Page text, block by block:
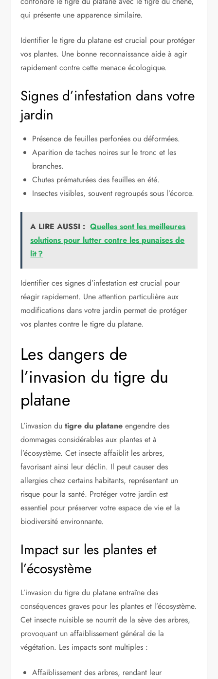
qui présente une apparence similaire.
Identifier le tigre du platane est crucial pour protéger
vos plantes. Une bonne reconnaissance aide à agir
rapidement contre cette menace écologique.
Signes d’infestation dans votre
jardin
Présence de feuilles perforées ou déformées.
Aparition de taches noires sur le tronc et les
branches.
Chutes prématurées des feuilles en été.
Insectes visibles, souvent regroupés sous l’écorce.
A LIRE AUSSI : Quelles sont les meilleures
solutions pour lutter contre les punaises de
lit ?
Identifier ces signes d’infestation est crucial pour
réagir rapidement. Une attention particulière aux
modifications dans votre jardin permet de protéger
vos plantes contre le tigre du platane.
Les dangers de
l’invasion du tigre du
platane
L’invasion dutigre du platane engendre des
dommages considérables aux plantes et à
l’écosystème. Cet insecte affaiblit les arbres,
favorisant ainsi leur déclin. Il peut causer des
allergies chez certains habitants, représentant un
risque pour la santé. Protéger votre jardin est
essentiel pour préserver votre espace de vie et la
biodiversité environnante.
Impact sur les plantes et
l’écosystème
L’invasion du tigre du platane entraîne des
conséquences graves pour les plantes et l’écosystème.
Cet insecte nuisible se nourrit de la sève des arbres,
provoquant un affaiblissement général de la
végétation. Les impacts sont multiples :
Affaiblissement des arbres, rendant leur